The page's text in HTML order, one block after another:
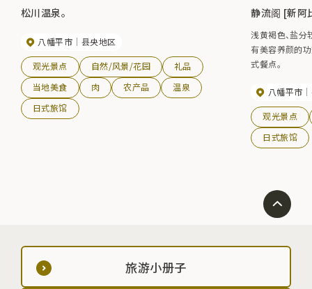
松川温泉。
八幡平市 县央地区
观光景点 自然/风景/花园
礼品
当地美食
肉 农产品
温泉
日式旅馆
静流阁 [新阿
浅黄褐色、盐
有美容养颜的
式餐点。
八幡平市
观光景点
日式旅馆
旅游小册子